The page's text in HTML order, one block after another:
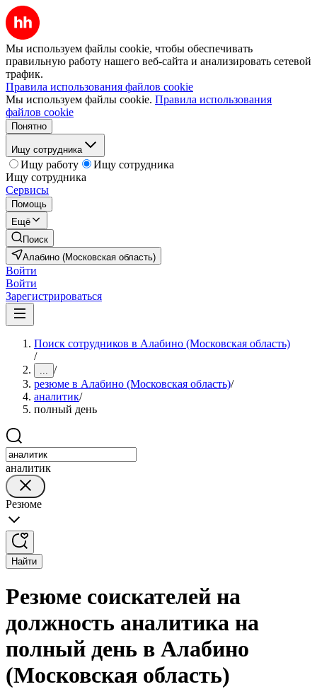
Мы используем файлы cookie, чтобы обеспечивать
правильную работу нашего веб-сайта и анализировать сетевой
трафик.
Правила использования файлов cookie
Мы используем файлы cookie. Правила использования
файлов cookie
Понятно
Ищу сотрудника
Ищу работу
Ищу сотрудника
Ищу сотрудника
Сервисы
Помощь
Ещё
Поиск
Алабино (Московская область)
Войти
Войти
Зарегистрироваться
Поиск сотрудников в Алабино (Московская область)
/
... /
резюме в Алабино (Московская область)/
аналитик/
полный день
аналитик
Резюме
Найти
Резюме соискателей на
должность аналитика на
полный день в Алабино
(Московская область)